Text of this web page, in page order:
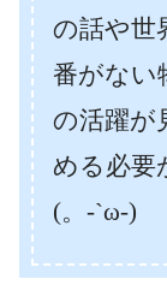
の話や世
番がない
の活躍が
める必要
(。-`ω-)